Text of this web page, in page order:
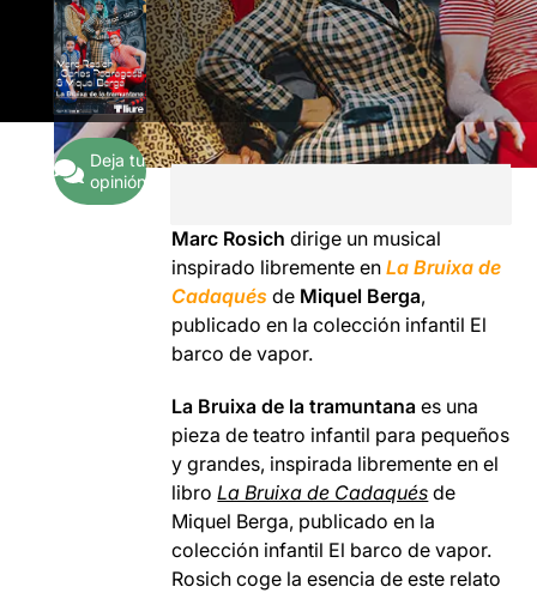
Deja tu
opinión
Marc Rosich dirige un musical
inspirado libremente enLa Bruixa de
Cadaqués de Miquel Berga,
publicado en la colección infantil El
barco de vapor.
La Bruixa de la tramuntana es una
pieza de teatro infantil para pequeños
y grandes, inspirada libremente en el
libroLa Bruixa de Cadaqués de
Miquel Berga, publicado en la
colección infantil El barco de vapor.
Rosich coge la esencia de este relato